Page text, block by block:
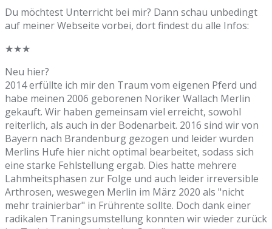
Du möchtest Unterricht bei mir? Dann schau unbedingt
auf meiner Webseite vorbei, dort findest du alle Infos:
★★★
Neu hier?
2014 erfüllte ich mir den Traum vom eigenen Pferd und
habe meinen 2006 geborenen Noriker Wallach Merlin
gekauft. Wir haben gemeinsam viel erreicht, sowohl
reiterlich, als auch in der Bodenarbeit. 2016 sind wir von
Bayern nach Brandenburg gezogen und leider wurden
Merlins Hufe hier nicht optimal bearbeitet, sodass sich
eine starke Fehlstellung ergab. Dies hatte mehrere
Lahmheitsphasen zur Folge und auch leider irreversible
Arthrosen, weswegen Merlin im März 2020 als "nicht
mehr trainierbar" in Frührente sollte. Doch dank einer
radikalen Traningsumstellung konnten wir wieder zurück